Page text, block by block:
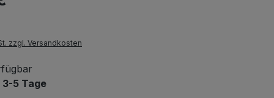
zzgl. Versandkosten
5 Tage